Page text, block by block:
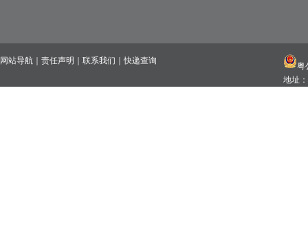
网站导航 责任声明 联系我们 ｜快递查询
粤
地址